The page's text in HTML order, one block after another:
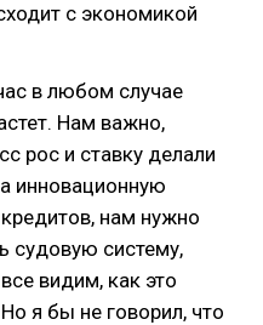
с экономикой
в любом случае
Нам важно,
рос и ставку делали
инновационную
нам нужно
судовую систему,
видим, как это
я бы не говорил, что